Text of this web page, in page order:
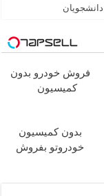
فروش خودرو بدون
کمیسیون
بدون کمیسیون
خودروتو بفروش